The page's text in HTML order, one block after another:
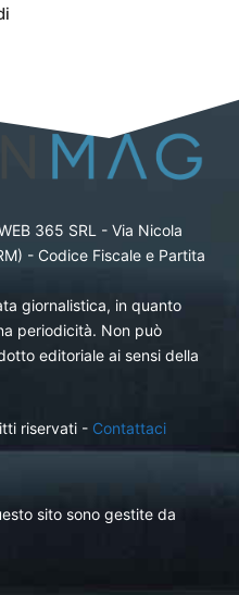
365 SRL - Via Nicola
- Codice Fiscale e Partita
giornalistica, in quanto
periodicità. Non può
editoriale ai sensi della
riservati - Contattaci
sito sono gestite da